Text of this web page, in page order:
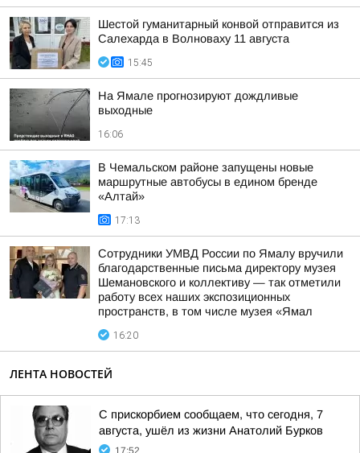
Шестой гуманитарный конвой отправится из
Салехарда в Волноваху 11 августа
15:45
На Ямале прогнозируют дождливые
выходные
16:06
В Чемальском районе запущены новые
маршрутные автобусы в едином бренде
«Алтай»
17:13
Сотрудники УМВД России по Ямалу вручили
благодарственные письма директору музея
Шемановского и коллективу — так отметили
работу всех наших экспозиционных
пространств, в том числе музея «Ямал
16:20
ЛЕНТА НОВОСТЕЙ
С прискорбием сообщаем, что сегодня, 7
августа, ушёл из жизни Анатолий Бурков
17:52